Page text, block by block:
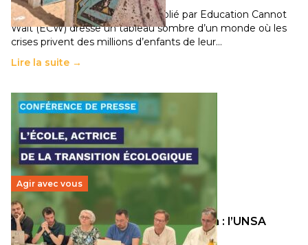
Un nouveau rapport mondial publié par Education Cannot
Wait (ECW) dresse un tableau sombre d’un monde où les
crises privent des millions d’enfants de leur…
Lire la suite →
Agir avec vous
Transition écologique de l’éducation : l’UNSA
Éducation fait bouger les lignes